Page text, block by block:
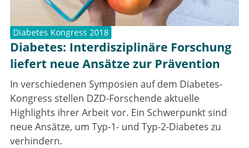
Diabetes Kongress 2018
Diabetes: Interdisziplinäre Forschung
liefert neue Ansätze zur Prävention
In verschiedenen Symposien auf dem Diabetes-
Kongress stellen DZD-Forschende aktuelle
Highlights ihrer Arbeit vor. Ein Schwerpunkt sind
neue Ansätze, um Typ-1- und Typ-2-Diabetes zu
verhindern.